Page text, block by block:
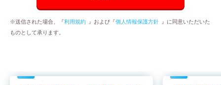
※送信された場合、『利用規約 』および『個人情報保護方針
』に同意いただいた
ものとして承ります。